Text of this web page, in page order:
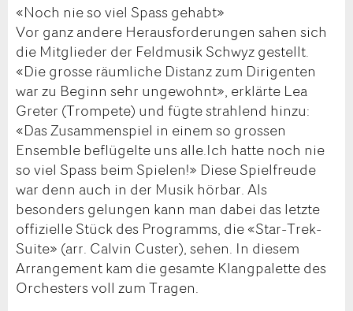
«Noch nie so viel Spass gehabt»
Vor ganz andere Herausforderungen sahen sich
die Mitglieder der Feldmusik Schwyz gestellt.
«Die grosse räumliche Distanz zum Dirigenten
war zu Beginn sehr ungewohnt», erklärte Lea
Greter (Trompete) und fügte strahlend hinzu:
«Das Zusammenspiel in einem so grossen
Ensemble beflügelte uns alle.Ich hatte noch nie
so viel Spass beim Spielen!» Diese Spielfreude
war denn auch in der Musik hörbar. Als
besonders gelungen kann man dabei das letzte
offizielle Stück des Programms, die «Star-Trek-
Suite» (arr. Calvin Custer), sehen. In diesem
Arrangement kam die gesamte Klangpalette des
Orchesters voll zum Tragen.